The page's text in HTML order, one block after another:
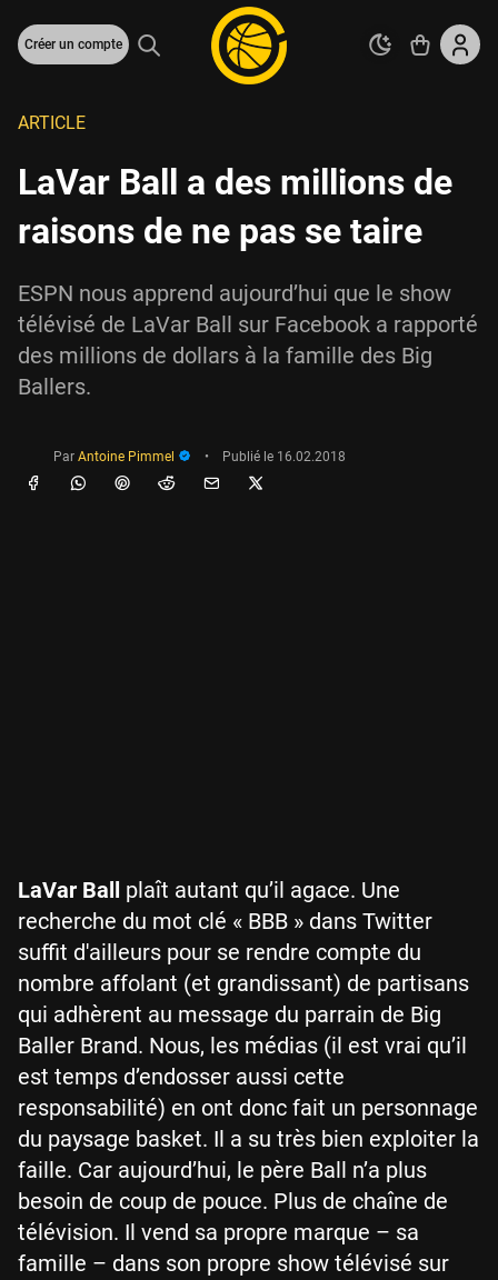
Créer un compte
ARTICLE
LaVar Ball a des millions de
raisons de ne pas se taire
ESPN nous apprend aujourd’hui que le show
télévisé de LaVar Ball sur Facebook a rapporté
des millions de dollars à la famille des Big
Ballers.
Par Antoine Pimmel • Publié le 16.02.2018
LaVar Ball plaît autant qu’il agace. Une
recherche du mot clé « BBB » dans Twitter
suffit d'ailleurs pour se rendre compte du
nombre affolant (et grandissant) de partisans
qui adhèrent au message du parrain de Big
Baller Brand. Nous, les médias (il est vrai qu’il
est temps d’endosser aussi cette
responsabilité) en ont donc fait un personnage
du paysage basket. Il a su très bien exploiter la
faille. Car aujourd’hui, le père Ball n’a plus
besoin de coup de pouce. Plus de chaîne de
télévision. Il vend sa propre marque – sa
famille – dans son propre show télévisé sur